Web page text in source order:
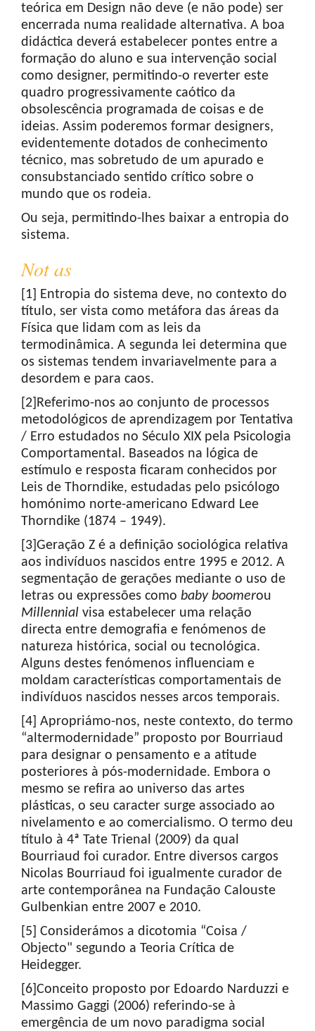
teórica em Design não deve (e não pode) ser
encerrada numa realidade alternativa. A boa
didáctica deverá estabelecer pontes entre a
formação do aluno e sua intervenção social
como designer, permitindo-o reverter este
quadro progressivamente caótico da
obsolescência programada de coisas e de
ideias. Assim poderemos formar designers,
evidentemente dotados de conhecimento
técnico, mas sobretudo de um apurado e
consubstanciado sentido crítico sobre o
mundo que os rodeia.
Ou seja, permitindo-lhes baixar a entropia do
sistema.
Not as
[1] Entropia do sistema deve, no contexto do
título, ser vista como metáfora das áreas da
Física que lidam com as leis da
termodinâmica. A segunda lei determina que
os sistemas tendem invariavelmente para a
desordem e para caos.
[2]Referimo-nos ao conjunto de processos
metodológicos de aprendizagem por Tentativa
/ Erro estudados no Século XIX pela Psicologia
Comportamental. Baseados na lógica de
estímulo e resposta ficaram conhecidos por
Leis de Thorndike, estudadas pelo psicólogo
homónimo norte-americano Edward Lee
Thorndike (1874 – 1949).
[3]Geração Z é a definição sociológica relativa
aos indivíduos nascidos entre 1995 e 2012. A
segmentação de gerações mediante o uso de
letras ou expressões como baby boomerou
Millennial visa estabelecer uma relação
directa entre demografia e fenómenos de
natureza histórica, social ou tecnológica.
Alguns destes fenómenos influenciam e
moldam características comportamentais de
indivíduos nascidos nesses arcos temporais.
[4] Apropriámo-nos, neste contexto, do termo
“altermodernidade” proposto por Bourriaud
para designar o pensamento e a atitude
posteriores à pós-modernidade. Embora o
mesmo se refira ao universo das artes
plásticas, o seu caracter surge associado ao
nivelamento e ao comercialismo. O termo deu
título à 4ª Tate Trienal (2009) da qual
Bourriaud foi curador. Entre diversos cargos
Nicolas Bourriaud foi igualmente curador de
arte contemporânea na Fundação Calouste
Gulbenkian entre 2007 e 2010.
[5] Considerámos a dicotomia “Coisa /
Objecto" segundo a Teoria Crítica de
Heidegger.
[6]Conceito proposto por Edoardo Narduzzi e
Massimo Gaggi (2006) referindo-se à
emergência de um novo paradigma social